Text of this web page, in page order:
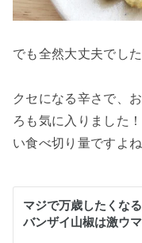
でも全然大丈夫でした
クセになる辛さで、
ろも気に入りました
い食べ切り量ですよ